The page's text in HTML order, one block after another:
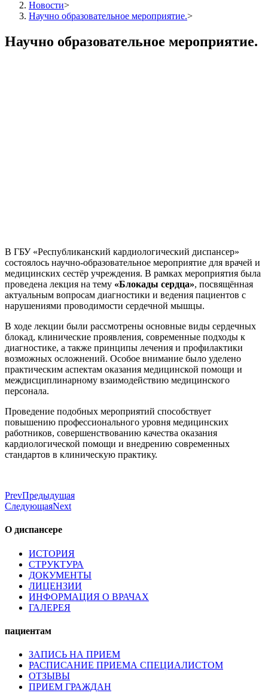
Новости>
Научно образовательное мероприятие.>
Научно образовательное мероприятие.
В ГБУ «Республиканский кардиологический диспансер»
состоялось научно-образовательное мероприятие для врачей и
медицинских сестёр учреждения. В рамках мероприятия была
проведена лекция на тему «Блокады сердца», посвящённая
актуальным вопросам диагностики и ведения пациентов с
нарушениями проводимости сердечной мышцы.
В ходе лекции были рассмотрены основные виды сердечных
блокад, клинические проявления, современные подходы к
диагностике, а также принципы лечения и профилактики
возможных осложнений. Особое внимание было уделено
практическим аспектам оказания медицинской помощи и
междисциплинарному взаимодействию медицинского
персонала.
Проведение подобных мероприятий способствует
повышению профессионального уровня медицинских
работников, совершенствованию качества оказания
кардиологической помощи и внедрению современных
стандартов в клиническую практику.
PrevПредыдущая
СледующаяNext
О диспансере
ИСТОРИЯ
СТРУКТУРА
ДОКУМЕНТЫ
ЛИЦЕНЗИИ
ИНФОРМАЦИЯ О ВРАЧАХ
ГАЛЕРЕЯ
пациентам
ЗАПИСЬ НА ПРИЕМ
РАСПИСАНИЕ ПРИЕМА СПЕЦИАЛИСТОМ
ОТЗЫВЫ
ПРИЕМ ГРАЖДАН